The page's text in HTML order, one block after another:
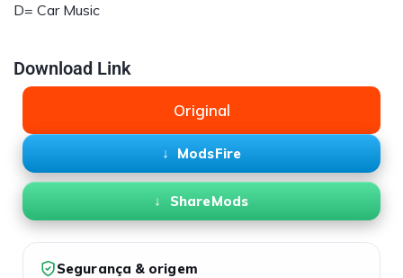
D= Car Music
Download Link
Original
ModsFire
ShareMods
Segurança & origem